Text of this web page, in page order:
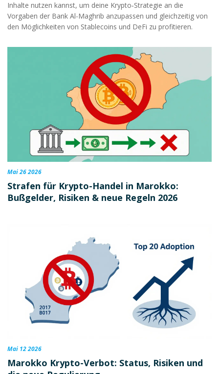
Inhalte nutzen kannst, um deine Krypto‑Strategie an die
Vorgaben der Bank Al-Maghrib anzupassen und gleichzeitig von
den Möglichkeiten von Stablecoins und DeFi zu profitieren.
Mai 26 2026
Strafen für Krypto-Handel in Marokko:
Bußgelder, Risiken & neue Regeln 2026
Mai 12 2026
Marokko Krypto-Verbot: Status, Risiken und